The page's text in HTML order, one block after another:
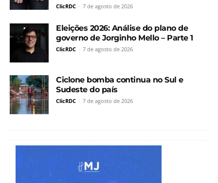
ClicRDC - 7 de agosto de 2026
Eleições 2026: Análise do plano de
governo de Jorginho Mello – Parte 1
ClicRDC - 7 de agosto de 2026
Ciclone bomba continua no Sul e
Sudeste do país
ClicRDC - 7 de agosto de 2026